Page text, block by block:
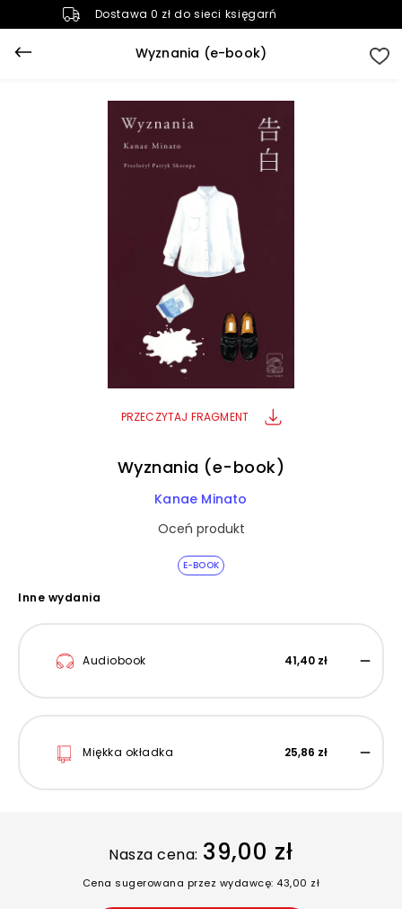
Dostawa 0 zł do sieci księgarń
Wyznania (e-book)
PRZECZYTAJ FRAGMENT
E-BOOK
Wyznania (e-book)
Kanae Minato
Oceń produkt
Inne wydania
Audiobook 41,40 zł
Miękka okładka 25,86 zł
Nasza cena: 39,00 zł
Cena sugerowana przez wydawcę: 43,00 zł